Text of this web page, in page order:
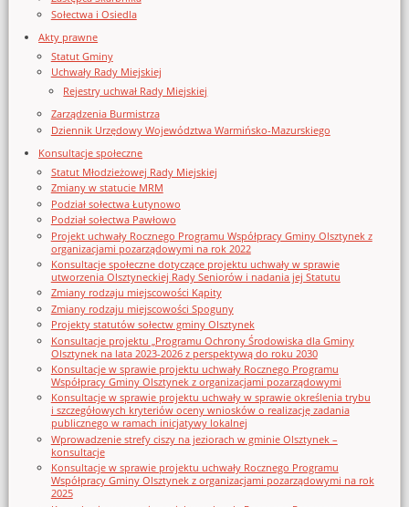
Sołectwa i Osiedla
Akty prawne
Statut Gminy
Uchwały Rady Miejskiej
Rejestry uchwał Rady Miejskiej
Zarządzenia Burmistrza
Dziennik Urzędowy Województwa Warmińsko-Mazurskiego
Konsultacje społeczne
Statut Młodzieżowej Rady Miejskiej
Zmiany w statucie MRM
Podział sołectwa Łutynowo
Podział sołectwa Pawłowo
Projekt uchwały Rocznego Programu Współpracy Gminy Olsztynek z
organizacjami pozarządowymi na rok 2022
Konsultacje społeczne dotyczące projektu uchwały w sprawie
utworzenia Olsztyneckiej Rady Seniorów i nadania jej Statutu
Zmiany rodzaju miejscowości Kąpity
Zmiany rodzaju miejscowości Spoguny
Projekty statutów sołectw gminy Olsztynek
Konsultacje projektu „Programu Ochrony Środowiska dla Gminy
Olsztynek na lata 2023-2026 z perspektywą do roku 2030
Konsultacje w sprawie projektu uchwały Rocznego Programu
Współpracy Gminy Olsztynek z organizacjami pozarządowymi
Konsultacje w sprawie projektu uchwały w sprawie określenia trybu
i szczegółowych kryteriów oceny wniosków o realizację zadania
publicznego w ramach inicjatywy lokalnej
Wprowadzenie strefy ciszy na jeziorach w gminie Olsztynek –
konsultacje
Konsultacje w sprawie projektu uchwały Rocznego Programu
Współpracy Gminy Olsztynek z organizacjami pozarządowymi na rok
2025